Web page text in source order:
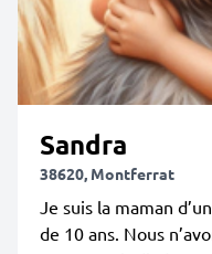
Sandra
38620, Montferrat
Je suis la maman
de 10 ans. Nous